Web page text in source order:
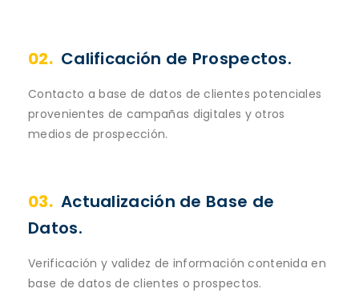
02. Calificación de Prospectos.
Contacto a base de datos de clientes potenciales
provenientes de campañas digitales y otros
medios de prospección.
03. Actualización de Base de
Datos.
Verificación y validez de información contenida en
base de datos de clientes o prospectos.